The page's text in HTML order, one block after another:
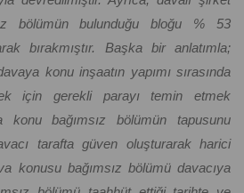
bölümün bulunduğu bloğu % 53
bırakmıştır. Başka bir anlatımla;
konu inşaatın yapımı sırasında
için gerekli parayı temin etmek
konu bağımsız bölümün tapusunu
tarafta güven oluşturarak harici
konusu bağımsız bölümü davacıya